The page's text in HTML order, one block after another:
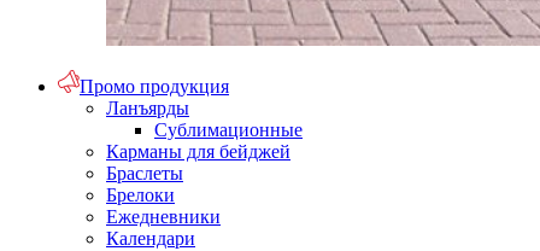
Промо продукция
Ланъярды
Сублимационные
Карманы для бейджей
Браслеты
Брелоки
Ежедневники
Календари